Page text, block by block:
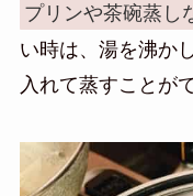
プリンや茶碗蒸し
い時は、湯を沸か
入れて蒸すことが